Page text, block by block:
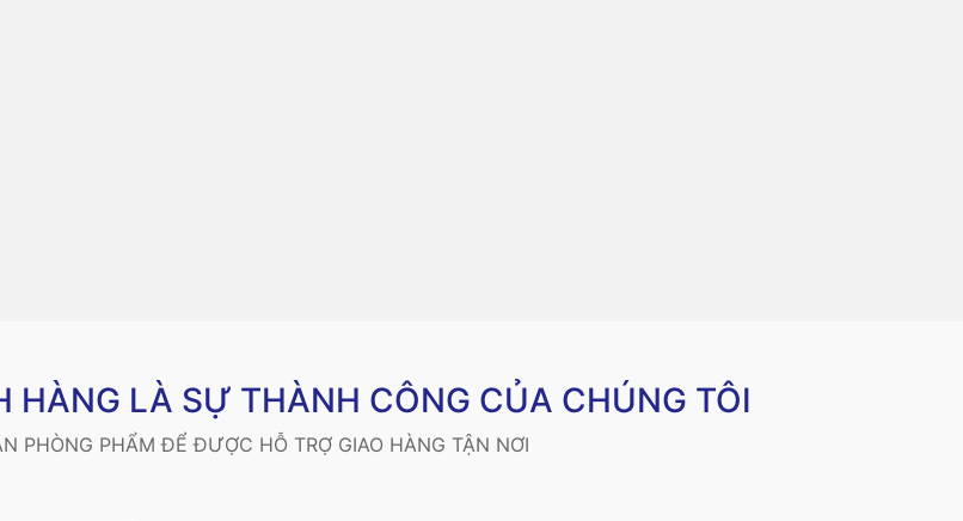
HÀNG LÀ SỰ THÀNH CÔNG CỦA CHÚNG TÔI
PHÒNG PHẨM ĐỂ ĐƯỢC HỖ TRỢ GIAO HÀNG TẬN NƠI